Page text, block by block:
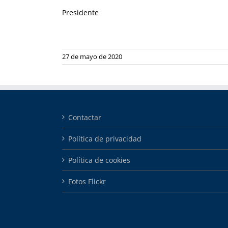
Presidente
27 de mayo de 2020
Contactar
Política de privacidad
Política de cookies
Fotos Flickr